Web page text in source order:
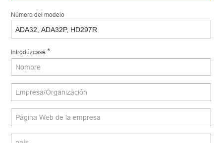
Número del modelo
Introdúzcase*